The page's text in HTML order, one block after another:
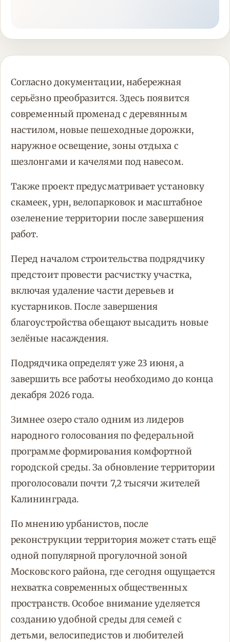
Согласно документации, набережная
серьёзно преобразится. Здесь появится
современный променад с деревянным
настилом, новые пешеходные дорожки,
наружное освещение, зоны отдыха с
шезлонгами и качелями под навесом.
Также проект предусматривает установку
скамеек, урн, велопарковок и масштабное
озеленение территории после завершения
работ.
Перед началом строительства подрядчику
предстоит провести расчистку участка,
включая удаление части деревьев и
кустарников. После завершения
благоустройства обещают высадить новые
зелёные насаждения.
Подрядчика определят уже 23 июня, а
завершить все работы необходимо до конца
декабря 2026 года.
Зимнее озеро стало одним из лидеров
народного голосования по федеральной
программе формирования комфортной
городской среды. За обновление территории
проголосовали почти 7,2 тысячи жителей
Калининграда.
По мнению урбанистов, после
реконструкции территория может стать ещё
одной популярной прогулочной зоной
Московского района, где сегодня ощущается
нехватка современных общественных
пространств. Особое внимание уделяется
созданию удобной среды для семей с
детьми, велосипедистов и любителей